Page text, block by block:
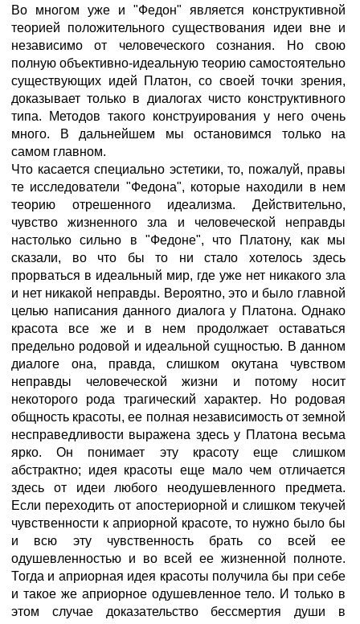
Во многом уже и "Федон" является конструктивной
теорией положительного существования идеи вне и
независимо от человеческого сознания. Но свою
полную объективно-идеальную теорию самостоятельно
существующих идей Платон, со своей точки зрения,
доказывает только в диалогах чисто конструктивного
типа. Методов такого конструирования у него очень
много. В дальнейшем мы остановимся только на
самом главном.
Что касается специально эстетики, то, пожалуй, правы
те исследователи "Федона", которые находили в нем
теорию отрешенного идеализма. Действительно,
чувство жизненного зла и человеческой неправды
настолько сильно в "Федоне", что Платону, как мы
сказали, во что бы то ни стало хотелось здесь
прорваться в идеальный мир, где уже нет никакого зла
и нет никакой неправды. Вероятно, это и было главной
целью написания данного диалога у Платона. Однако
красота все же и в нем продолжает оставаться
предельно родовой и идеальной сущностью. В данном
диалоге она, правда, слишком окутана чувством
неправды человеческой жизни и потому носит
некоторого рода трагический характер. Но родовая
общность красоты, ее полная независимость от земной
несправедливости выражена здесь у Платона весьма
ярко. Он понимает эту красоту еще слишком
абстрактно; идея красоты еще мало чем отличается
здесь от идеи любого неодушевленного предмета.
Если переходить от апостериорной и слишком текучей
чувственности к априорной красоте, то нужно было бы
и всю эту чувственность брать со всей ее
одушевленностью и во всей ее жизненной полноте.
Тогда и априорная идея красоты получила бы при себе
и такое же априорное одушевленное тело. И только в
этом случае доказательство бессмертия души в